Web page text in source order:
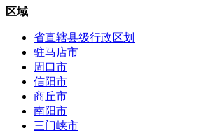
区域
省直辖县级行政区划
驻马店市
周口市
信阳市
商丘市
南阳市
三门峡市